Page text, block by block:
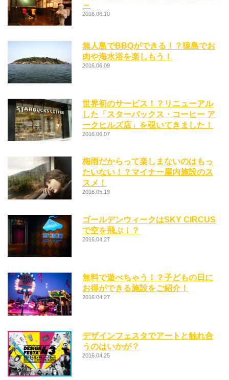
～
2016.06.10
無人島でBBQができる！？猿島でお
肉や海水浴を楽しもう！
2016.06.09
世界初のサービス！？リニューアル
した「スターバックス・コーヒー ア
ークヒルズ店」を覗いてきました！
2016.06.07
梅雨だからって楽しまないのはもっ
たいない！？マイナー屋内施設のス
スメ！
2016.05.19
ゴールデンウィークはSKY CIRCUS
で空を飛ぶ！？
2016.04.27
無料で遊べちゃう！？子どもの日に
お得ができる施設をご紹介！
2016.04.27
デザインフェスタでアートと触れ合
うのはいかが？
2016.04.25